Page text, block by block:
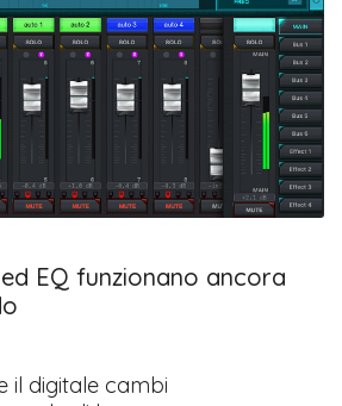
EQ funzionano ancora
il digitale cambi